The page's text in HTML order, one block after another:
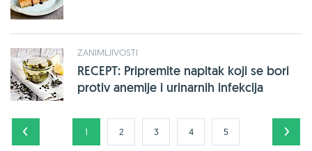
ZANIMLJIVOSTI
RECEPT: Pripremite napitak koji se bori
protiv anemije i urinarnih infekcija
1 2 3 4 5